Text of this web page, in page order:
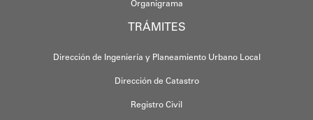
Organigrama
TRÁMITES
Dirección de Ingeniería y Planeamiento Urbano Local
Dirección de Catastro
Registro Civil